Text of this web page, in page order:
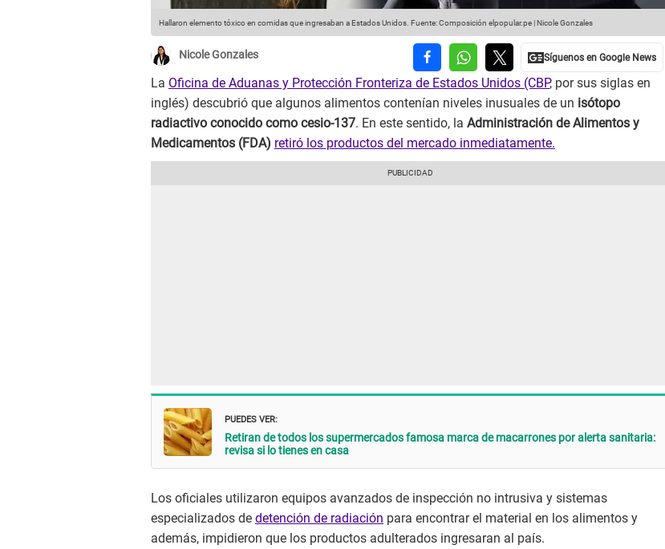
Hallaron elemento tóxico en comidas que ingresaban a Estados Unidos. Fuente: Composición elpopular.pe | Nicole Gonzales
Nicole Gonzales
La Oficina de Aduanas y Protección Fronteriza de Estados Unidos (CBP, por sus siglas en
inglés) descubrió que algunos alimentos contenían niveles inusuales de un isótopo
radiactivo conocido como cesio-137. En este sentido, la Administración de Alimentos y
Medicamentos (FDA) retiró los productos del mercado inmediatamente.
PUEDES VER:
Retiran de todos los supermercados famosa marca de macarrones por alerta sanitaria:
revisa si lo tienes en casa
Los oficiales utilizaron equipos avanzados de inspección no intrusiva y sistemas
especializados de detención de radiación para encontrar el material en los alimentos y
además, impidieron que los productos adulterados ingresaran al país.